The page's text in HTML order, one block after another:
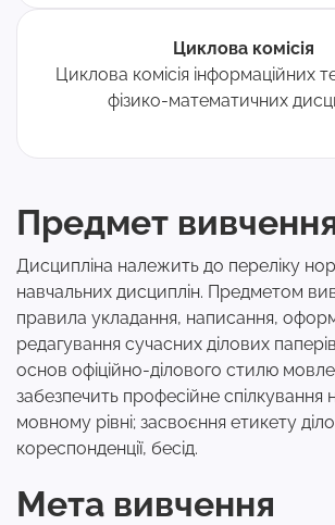
Циклова комісія
Циклова комісія інформаційних
фізико-математичних
Предмет
Дисципліна належить до переліку
навчальних дисциплін. Предметом
правила укладання, написання,
редагування сучасних ділових
основ офіційно-ділового стилю
забезпечить професійне
мовному рівні; засвоєння етикету
кореспонденції, бесід.
Мета вивчення